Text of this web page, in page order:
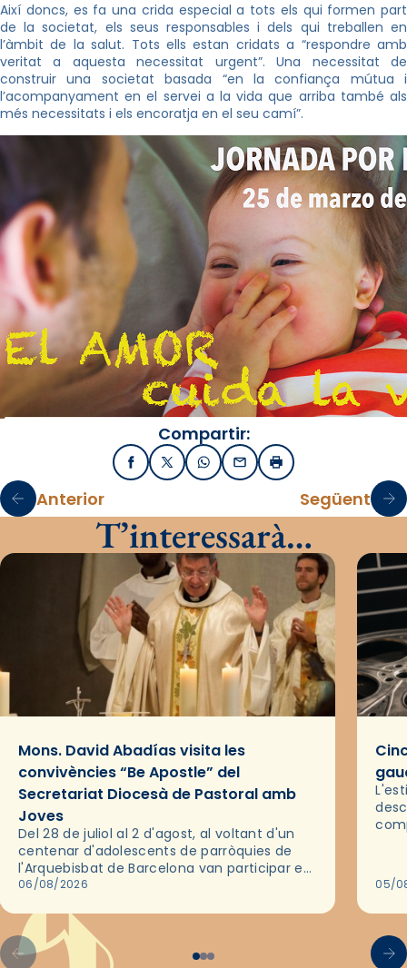
Així doncs, es fa una crida especial a tots els qui formen part
de la societat, els seus responsables i dels qui treballen en
l’àmbit de la salut. Tots ells estan cridats a “respondre amb
veritat a aquesta necessitat urgent”. Una necessitat de
construir una societat basada “en la confiança mútua i
l’acompanyament en el servei a la vida que arriba també als
més necessitats i els encoratja en el seu camí”.
Compartir:
FacebookX / TwitterWhatsApp
EmailImprimir
Anterior Següent
T’interessarà…
Mons. David Abadías visita les
convivències “Be Apostle” del
Secretariat Diocesà de Pastoral amb
Joves
Del 28 de juliol al 2 d'agost, al voltant d'un
centenar d'adolescents de parròquies de
l'Arquebisbat de Barcelona van participar en
les convivències Be Apostle, organitzades
06/08/2026 05/